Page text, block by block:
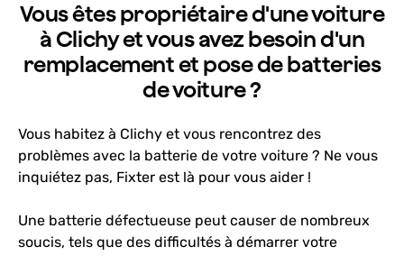
Vous êtes propriétaire d'une voiture
à Clichy et vous avez besoin d'un
remplacement et pose de batteries
de voiture ?
Vous habitez à Clichy et vous rencontrez des
problèmes avec la batterie de votre voiture ? Ne vous
inquiétez pas, Fixter est là pour vous aider !
Une batterie défectueuse peut causer de nombreux
soucis, tels que des difficultés à démarrer votre